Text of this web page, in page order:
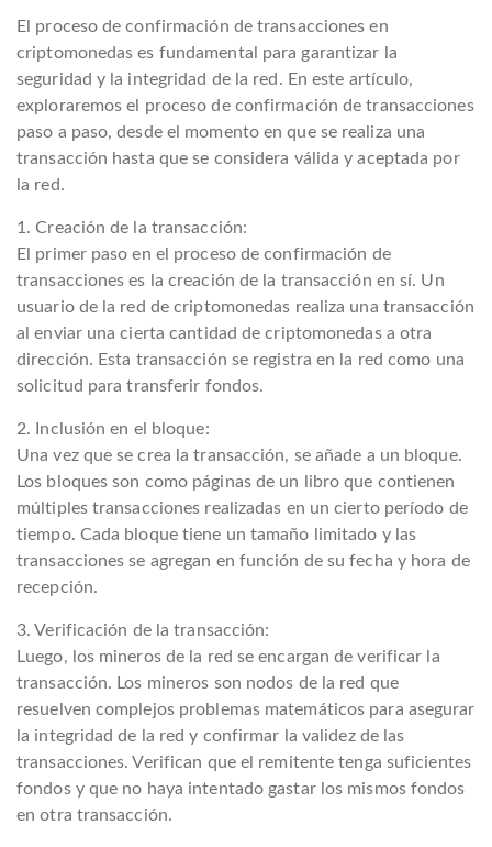
El proceso de confirmación de transacciones en
criptomonedas es fundamental para garantizar la
seguridad y la integridad de la red. En este artículo,
exploraremos el proceso de confirmación de transacciones
paso a paso, desde el momento en que se realiza una
transacción hasta que se considera válida y aceptada por
la red.
1. Creación de la transacción:
El primer paso en el proceso de confirmación de
transacciones es la creación de la transacción en sí. Un
usuario de la red de criptomonedas realiza una transacción
al enviar una cierta cantidad de criptomonedas a otra
dirección. Esta transacción se registra en la red como una
solicitud para transferir fondos.
2. Inclusión en el bloque:
Una vez que se crea la transacción, se añade a un bloque.
Los bloques son como páginas de un libro que contienen
múltiples transacciones realizadas en un cierto período de
tiempo. Cada bloque tiene un tamaño limitado y las
transacciones se agregan en función de su fecha y hora de
recepción.
3. Verificación de la transacción:
Luego, los mineros de la red se encargan de verificar la
transacción. Los mineros son nodos de la red que
resuelven complejos problemas matemáticos para asegurar
la integridad de la red y confirmar la validez de las
transacciones. Verifican que el remitente tenga suficientes
fondos y que no haya intentado gastar los mismos fondos
en otra transacción.